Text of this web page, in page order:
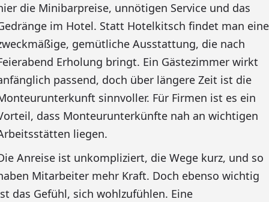
die Minibarpreise, unnötigen Service und das
im Hotel. Statt Hotelkitsch findet man eine
gemütliche Ausstattung, die nach
Erholung bringt. Ein Gästezimmer wirkt
passend, doch über längere Zeit ist die
sinnvoller. Für Firmen ist es ein
dass Monteurunterkünfte nah an wichtigen
liegen.
Anreise ist unkompliziert, die Wege kurz, und so
Mitarbeiter mehr Kraft. Doch ebenso wichtig
das Gefühl, sich wohlzufühlen. Eine